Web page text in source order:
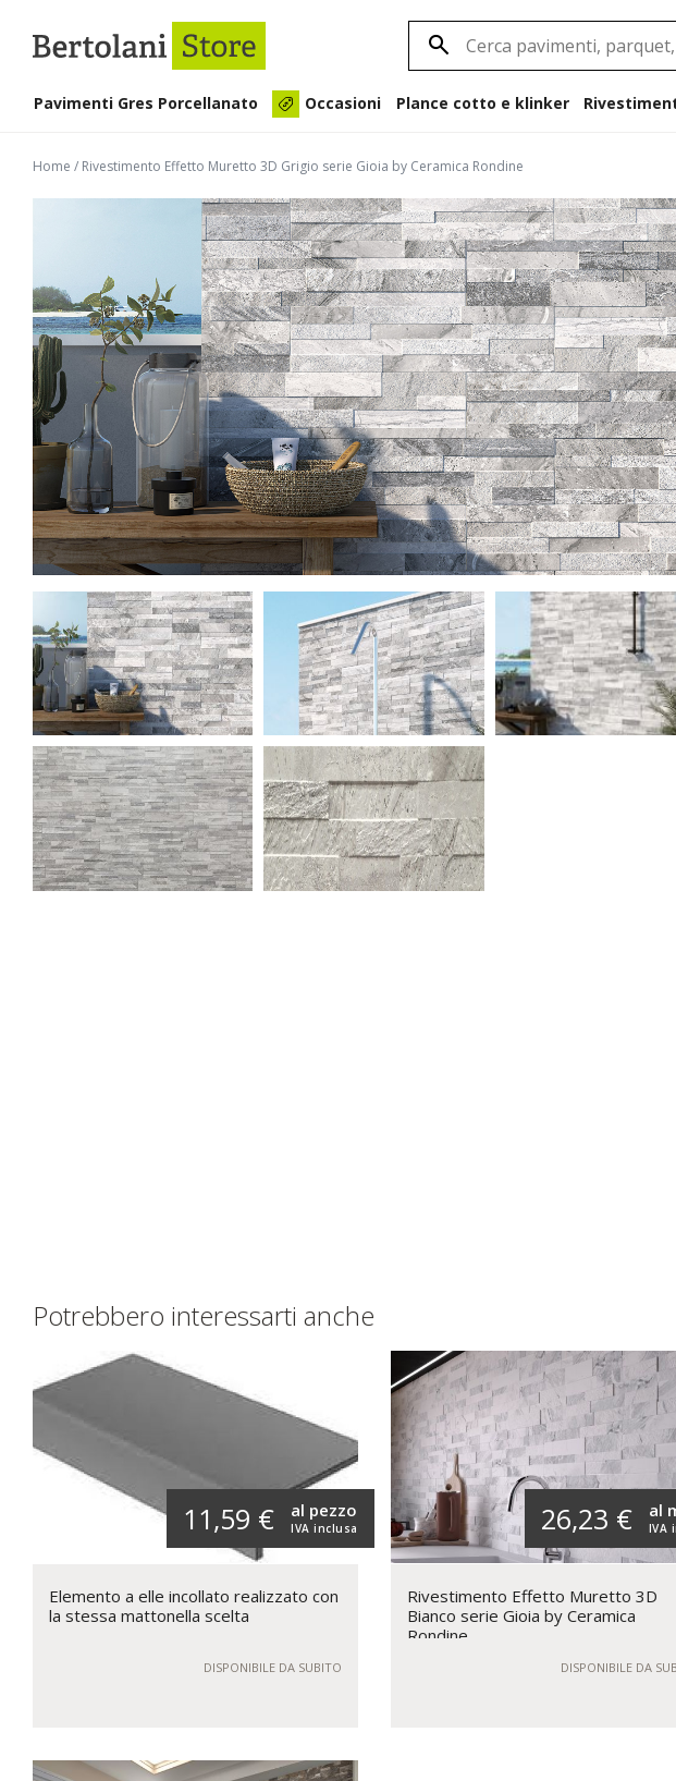
Pavimenti Gres Porcellanato Occasioni Plance cotto e klinker
Home / Rivestimento Effetto Muretto 3D Grigio serie Gioia by Ceramica Rondine
Potrebbero interessarti anche
11,59 € IVA inclusa
al pezzo
Elemento a elle incollato realizzato con
la stessa mattonella scelta
DISPONIBILE DA SUBITO
26,23 € IVA
al
Rivestimento Effetto Muretto 3D
Bianco serie Gioia by Ceramica
Rondine
DISPONIBILE DA